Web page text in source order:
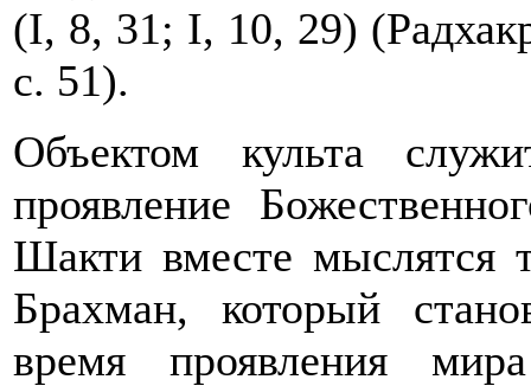
(I, 8, 31; I, 10, 29)
с. 51).
Объектом культа
проявление
Шакти вместе мыслятся
Брахман, который
время проявления